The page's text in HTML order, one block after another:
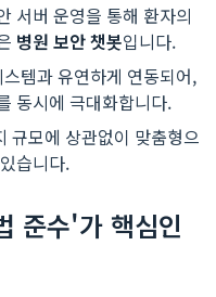
서버 운영을 통해 환자의
병원 보안 챗봇입니다.
템과 유연하게 연동되어,
동시에 극대화합니다.
규모에 상관없이 맞춤형으
습니다.
준수'가 핵심인